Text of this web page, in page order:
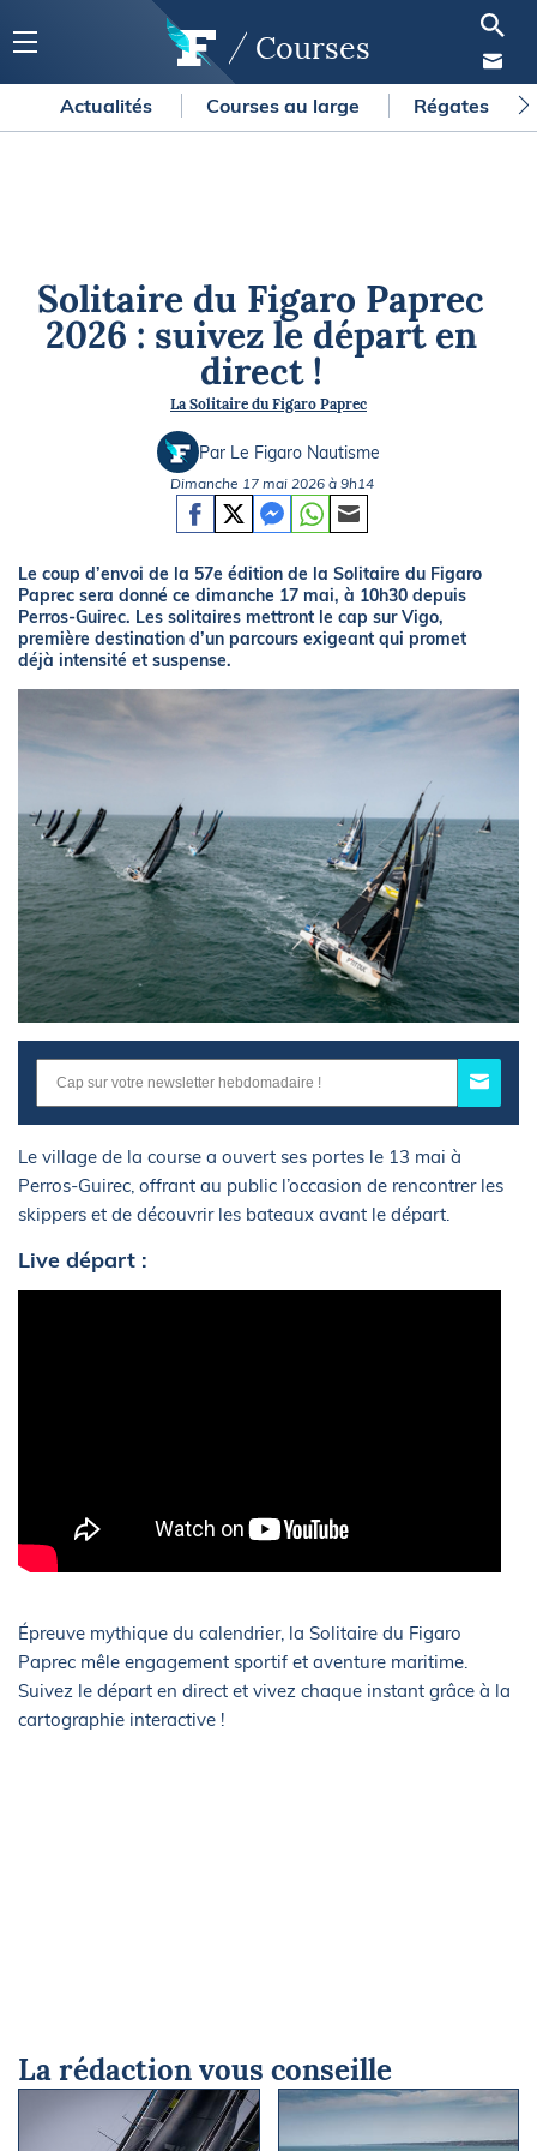
Courses
Actualités Courses au large Régates
Solitaire du Figaro Paprec
2026 : suivez le départ en
direct !
La Solitaire du Figaro Paprec
Par Le Figaro Nautisme
Dimanche 17 mai 2026 à 9h14
Le coup d’envoi de la 57e édition de la Solitaire du Figaro
Paprec sera donné ce dimanche 17 mai, à 10h30 depuis
Perros-Guirec. Les solitaires mettront le cap sur Vigo,
première destination d’un parcours exigeant qui promet
déjà intensité et suspense.
Le village de la course a ouvert ses portes le 13 mai à
Perros-Guirec, offrant au public l’occasion de rencontrer les
skippers et de découvrir les bateaux avant le départ.
Live départ :
Épreuve mythique du calendrier, la Solitaire du Figaro
Paprec mêle engagement sportif et aventure maritime.
Suivez le départ en direct et vivez chaque instant grâce à la
cartographie interactive !
La rédaction vous conseille